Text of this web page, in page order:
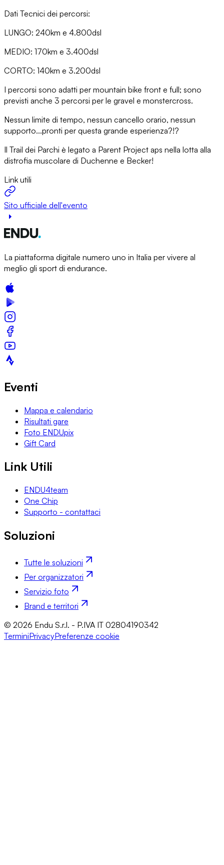
Dati Tecnici dei percorsi:
LUNGO: 240km e 4.800dsl
MEDIO: 170km e 3.400dsl
CORTO: 140km e 3.200dsl
I percorsi sono adatti per mountain bike front e full; sono
previsti anche 3 percorsi per le gravel e monstercross.
Nessun limite di tempo, nessun cancello orario, nessun
supporto...pronti per questa grande esperienza?!?
Il Trail dei Parchi è legato a Parent Project aps nella lotta alla
distrofia muscolare di Duchenne e Becker!
Link utili
Sito ufficiale dell'evento
La piattaforma digitale numero uno in Italia per vivere al
meglio gli sport di endurance.
Eventi
Mappa e calendario
Risultati gare
Foto ENDUpix
Gift Card
Link Utili
ENDU4team
One Chip
Supporto - contattaci
Soluzioni
Tutte le soluzioni
Per organizzatori
Servizio foto
Brand e territori
© 2026 Endu S.r.l. - P.IVA IT 02804190342
TerminiPrivacyPreferenze cookie